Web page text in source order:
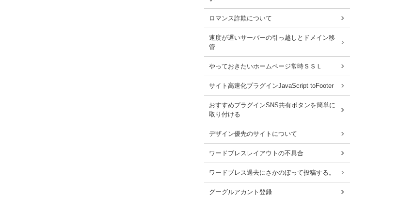
ロマンス詐欺について
速度が遅いサーバーの引っ越しとドメイン移
管
やっておきたいホームページ常時ＳＳＬ
サイト高速化プラグインJavaScript toFooter
おすすめプラグインSNS共有ボタンを簡単に
取り付ける
デザイン優先のサイトについて
ワードブレスレイアウトの不具合
ワードブレス過去にさかのぼって投稿する。
グーグルアカント登録